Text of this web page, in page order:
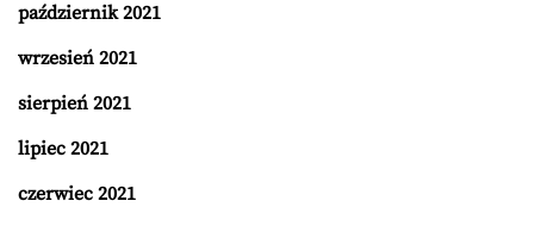
październik 2021
wrzesień 2021
sierpień 2021
lipiec 2021
czerwiec 2021